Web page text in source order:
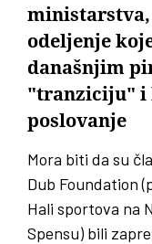
odeljenje
današnjim
"tranziciju" i
poslovanje
Mora biti da su
Dub Foundation
Hali sportova na
Spensu) bili